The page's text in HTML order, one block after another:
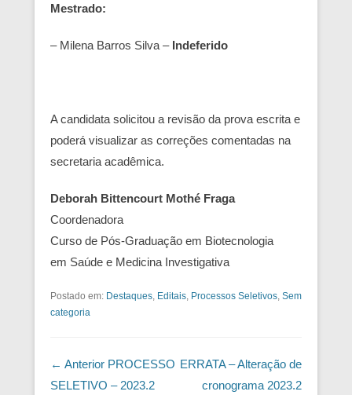
Mestrado:
– Milena Barros Silva – Indeferido
A candidata solicitou a revisão da prova escrita e
poderá visualizar as correções comentadas na
secretaria acadêmica.
Deborah Bittencourt Mothé Fraga
Coordenadora
Curso de Pós-Graduação em Biotecnologia
em Saúde e Medicina Investigativa
Postado em: Destaques, Editais, Processos Seletivos, Sem
categoria
Navegação das Postagens
← Anterior PROCESSO
SELETIVO – 2023.2
ERRATA – Alteração de
cronograma 2023.2